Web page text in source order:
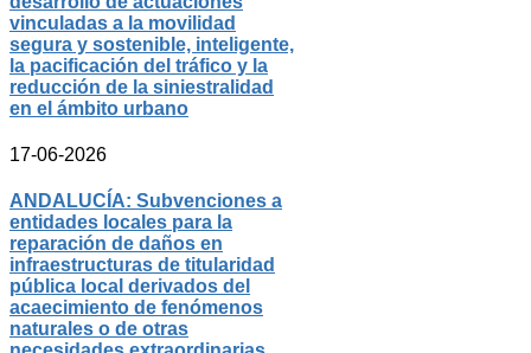
vinculadas a la movilidad
segura y sostenible, inteligente,
la pacificación del tráfico y la
reducción de la siniestralidad
en el ámbito urbano
17-06-2026
ANDALUCÍA: Subvenciones a
entidades locales para la
reparación de daños en
infraestructuras de titularidad
pública local derivados del
acaecimiento de fenómenos
naturales o de otras